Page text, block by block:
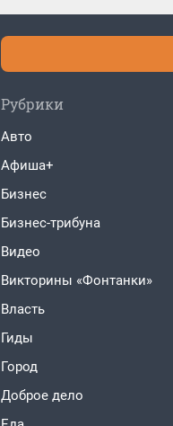
Рубрики
Авто
Афиша+
Бизнес
Бизнес-трибуна
Видео
Викторины «Фонтанки»
Власть
Гиды
Город
Доброе дело